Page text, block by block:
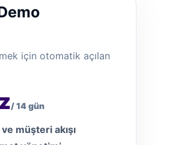
için otomatik açılan
/ 14 gün
müşteri akışı